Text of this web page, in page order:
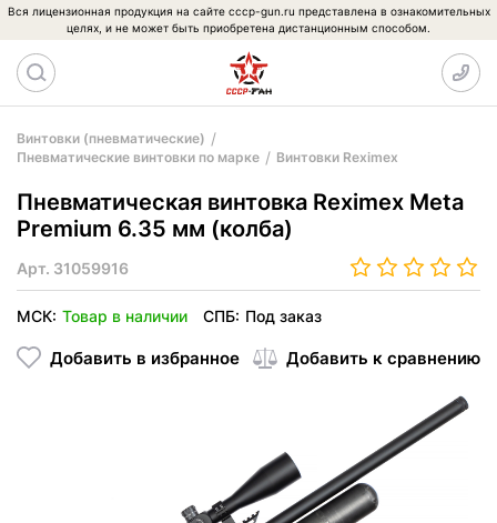
Вся лицензионная продукция на сайте cccp-gun.ru представлена в ознакомительных
целях, и не может быть приобретена дистанционным способом.
Винтовки (пневматические)
Пневматические винтовки по марке
Винтовки Reximex
Пневматическая винтовка Reximex Meta
Premium 6.35 мм (колба)
Арт. 31059916
МСК: Товар в наличии СПБ: Под заказ
Добавить в избранное Добавить к сравнению